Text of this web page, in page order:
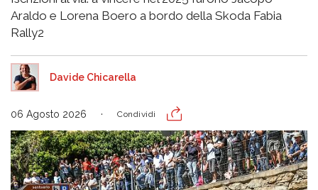
Araldo e Lorena Boero a bordo della Skoda Fabia
Rally2
Davide Chicarella
06 Agosto 2026 Condividi